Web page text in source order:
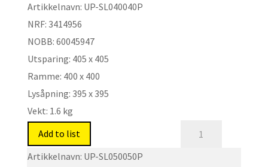
Artikkelnavn: UP-SL040040P
NRF: 3414956
NOBB: 60045947
Utsparing: 405 x 405
Ramme: 400 x 400
Lysåpning: 395 x 395
Vekt: 1.6 kg
Add to list
Artikkelnavn: UP-SL050050P